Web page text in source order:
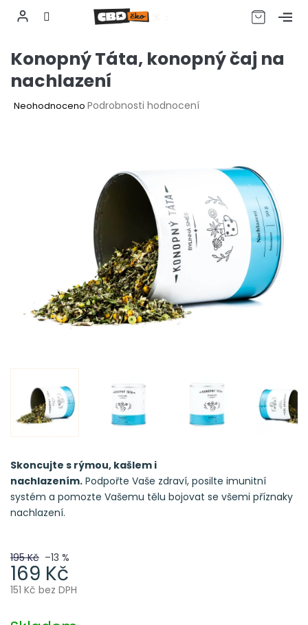
CZK
Konopný Táta, konopný čaj na
nachlazení
Průměrné
Neohodnoceno Podrobnosti hodnocení
195 Kč –13 %
169 Kč
151 Kč bez DPH
cena:
Skoncujte s rýmou, kašlem i
nachlazením. Podpořte Vaše zdraví, posilte imunitní
systém a pomozte Vašemu tělu bojovat se všemi příznaky
nachlazení.